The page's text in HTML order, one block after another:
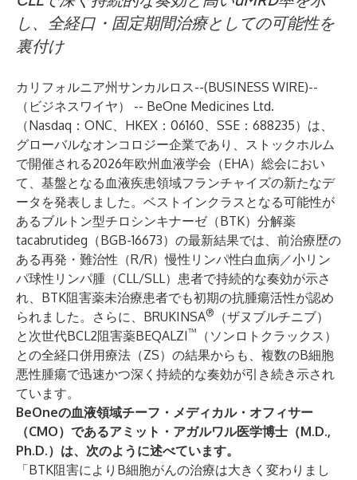
し、全経口・固定期間治療としての可能性を
裏付け
カリフォルニア州サンカルロス--(BUSINESS WIRE)--
（ビジネスワイヤ） -- BeOne Medicines Ltd.
（Nasdaq：ONC、HKEX：06160、SSE：688235）は、
グローバルなオンコロジー企業であり、ストックホルム
で開催される2026年欧州血液学会（EHA）総会におい
て、基盤となる血液疾患領域フランチャイズの新たなデ
ータを発表しました。ベストインクラスとなる可能性が
あるブルトン型チロシンキナーゼ（BTK）分解薬
tacabrutideg（BGB-16673）の最新結果では、前治療歴の
ある再発・難治性（R/R）慢性リンパ性白血病／小リン
パ球性リンパ腫（CLL/SLL）患者で持続的な奏効が示さ
れ、BTK阻害薬未治療患者でも初期の抗腫瘍活性が認め
られました。さらに、BRUKINSA®
（ザヌブルチニブ）
と次世代BCL2阻害薬BEQALZI™
（ソンロトクラックス）
との全経口併用療法（ZS）の結果からも、複数のB細胞
悪性腫瘍で迅速かつ深く持続的な奏効が引き続き示され
ています。
BeOneの血液領域チーフ・メディカル・オフィサー
（CMO）であるアミット・アガルワル医学博士（M.D.,
Ph.D.）は、次のように述べています。
「BTK阻害によりB細胞がんの治療は大きく変わりまし